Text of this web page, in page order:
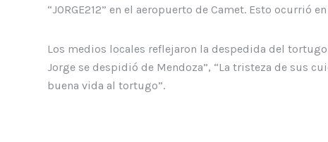
“JORGE212” en el aeropuerto de Camet. Esto ocurrió
Los medios locales reflejaron la despedida del
Jorge se despidió de Mendoza”, “La tristeza de sus
buena vida al tortugo”.